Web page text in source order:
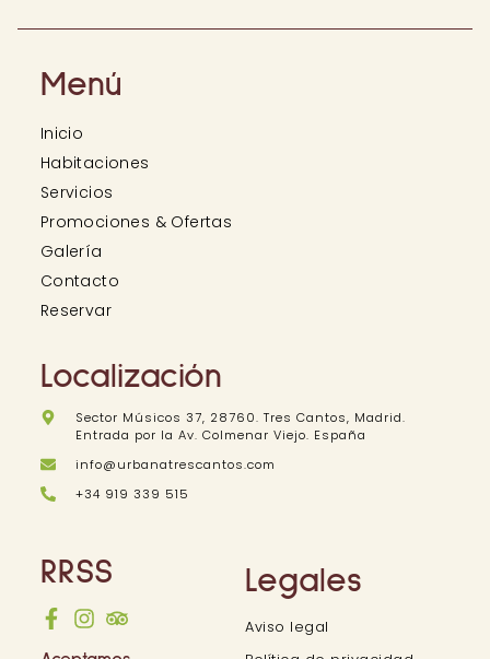
Menú
Inicio
Habitaciones
Servicios
Promociones & Ofertas
Galería
Contacto
Reservar
Localización
Sector Músicos 37, 28760. Tres Cantos, Madrid.
Entrada por la Av. Colmenar Viejo. España
info@urbanatrescantos.com
+34 919 339 515
RRSS Legales
Aviso legal